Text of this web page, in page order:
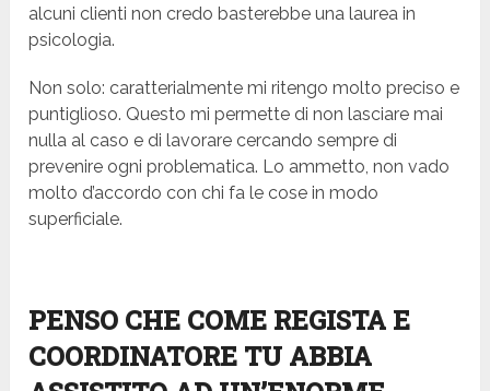
alcuni clienti non credo basterebbe una laurea in
psicologia.
Non solo: caratterialmente mi ritengo molto preciso e
puntiglioso. Questo mi permette di non lasciare mai
nulla al caso e di lavorare cercando sempre di
prevenire ogni problematica. Lo ammetto, non vado
molto d’accordo con chi fa le cose in modo
superficiale.
PENSO CHE COME REGISTA E
COORDINATORE TU ABBIA